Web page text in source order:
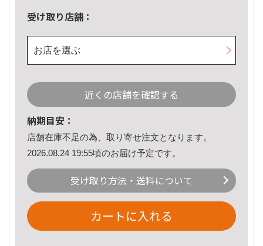
受け取り店舗：
お店を選ぶ
近くの店舗を確認する
納期目安：
店舗在庫不足の為、取り寄せ注文となります。
2026.08.24 19:55頃のお届け予定です。
受け取り方法・送料について
カートに入れる